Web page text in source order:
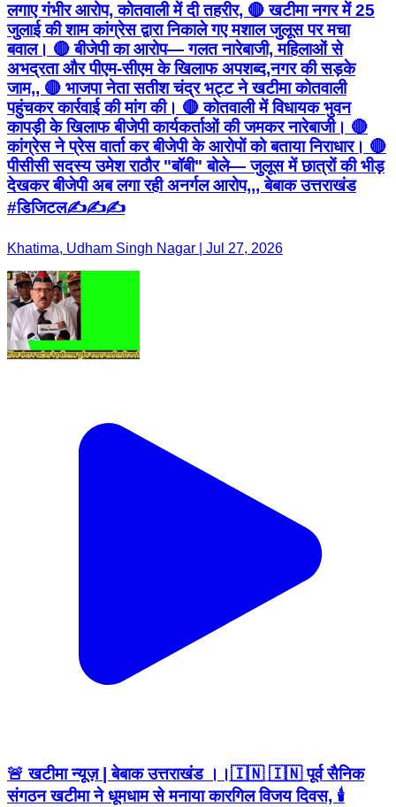
लगाए गंभीर आरोप, कोतवाली में दी तहरीर, 🔴 खटीमा नगर में 25
जुलाई की शाम कांग्रेस द्वारा निकाले गए मशाल जुलूस पर मचा
बवाल। 🔴 बीजेपी का आरोप— गलत नारेबाजी, महिलाओं से
अभद्रता और पीएम-सीएम के खिलाफ अपशब्द,नगर की सड़के
जाम,, 🔴 भाजपा नेता सतीश चंद्र भट्ट ने खटीमा कोतवाली
पहुंचकर कार्रवाई की मांग की। 🔴 कोतवाली में विधायक भुवन
कापड़ी के खिलाफ बीजेपी कार्यकर्ताओं की जमकर नारेबाजी। 🔴
कांग्रेस ने प्रेस वार्ता कर बीजेपी के आरोपों को बताया निराधार। 🔴
पीसीसी सदस्य उमेश राठौर "बॉबी" बोले— जुलूस में छात्रों की भीड़
देखकर बीजेपी अब लगा रही अनर्गल आरोप,,, बेबाक उत्तराखंड
#डिजिटल✍️✍️✍️
Khatima, Udham Singh Nagar | Jul 27, 2026
🚨 खटीमा न्यूज़ | बेबाक उत्तराखंड ।।🇮🇳 🇮🇳 पूर्व सैनिक
संगठन खटीमा ने धूमधाम से मनाया कारगिल विजय दिवस, 🕯️